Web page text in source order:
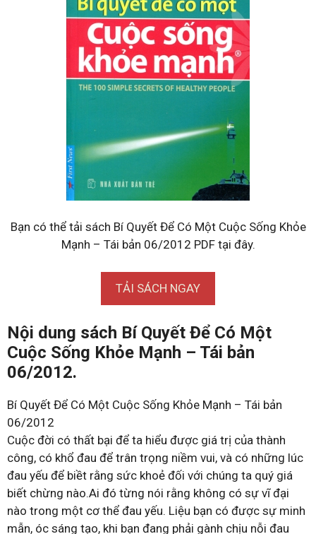
Bạn có thể tải sách Bí Quyết Để Có Một Cuộc Sống Khỏe
Mạnh – Tái bản 06/2012 PDF tại đây.
TẢI SÁCH NGAY
Nội dung sách Bí Quyết Để Có Một
Cuộc Sống Khỏe Mạnh – Tái bản
06/2012.
Bí Quyết Để Có Một Cuộc Sống Khỏe Mạnh – Tái bản
06/2012
Cuộc đời có thất bại để ta hiểu được giá trị của thành
công, có khổ đau để trân trọng niềm vui, và có những lúc
đau yếu để biềt rằng sức khoẻ đối với chúng ta quý giá
biết chừng nào.Ai đó từng nói rằng không có sự vĩ đại
nào trong một cơ thể đau yếu. Liệu bạn có được sự minh
mẫn, óc sáng tạo, khi bạn đang phải gành chịu nỗi đau